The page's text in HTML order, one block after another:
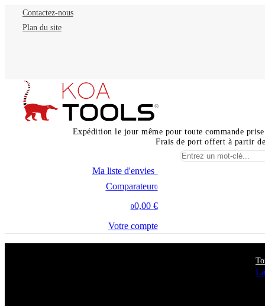
Contactez-nous
Plan du site
Expédition le jour même pour toute commande
Frais de port offert à partir
Ma liste d'envies0
Comparateur0
00,00 €
Votre compte